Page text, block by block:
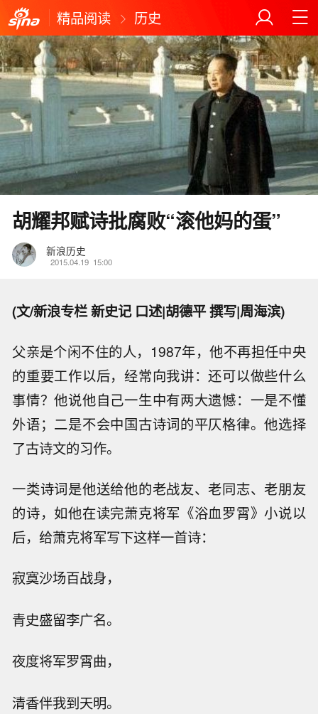
精品阅读 历史
胡耀邦赋诗批腐败“滚他妈的蛋”
新浪历史
2015.04.19 15:00
(文/新浪专栏 新史记 口述|胡德平 撰写|周海滨)
父亲是个闲不住的人，1987年，他不再担任中央
的重要工作以后，经常向我讲：还可以做些什么
事情？他说他自己一生中有两大遗憾：一是不懂
外语；二是不会中国古诗词的平仄格律。他选择
了古诗文的习作。
一类诗词是他送给他的老战友、老同志、老朋友
的诗，如他在读完萧克将军《浴血罗霄》小说以
后，给萧克将军写下这样一首诗：
寂寞沙场百战身，
青史盛留李广名。
夜度将军罗霄曲，
清香伴我到天明。